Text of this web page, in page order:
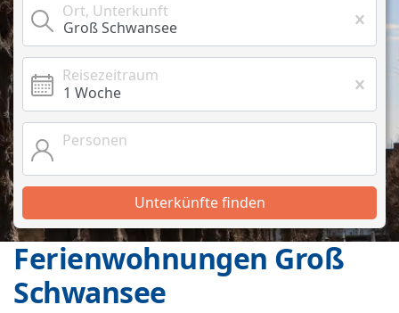
Ort, Unterkunft
Reisezeitraum
Personen
Unterkünfte finden
Ferienwohnungen Groß
Schwansee